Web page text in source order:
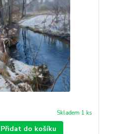
Skladem 1 ks
Přidat do košíku